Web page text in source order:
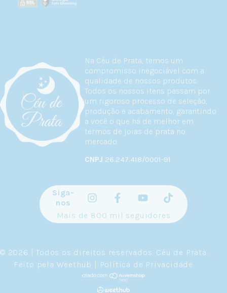
Na Céu de Prata, temos um
compromisso inegociável com a
qualidade de nossos produtos.
Todos os nossos itens passam por
um rigoroso processo de seleção,
produção e acabamento, garantindo
a você o que há de melhor em
termos de joias de prata no
mercado.
CNPJ 26.247.418/0001-91
Siga-
nos
Mais de 800 mil seguidores
© 2026 | Todos os direitos reservados. Céu de Prata
Feito pela Weethub | Política de Privacidade